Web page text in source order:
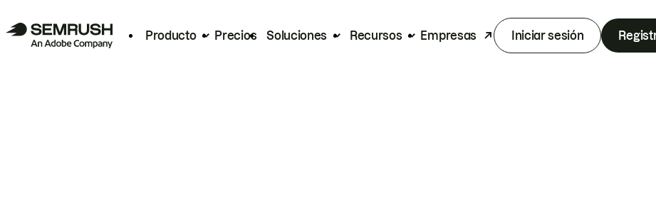
Producto Precios Soluciones Recursos Empresas Iniciar sesión